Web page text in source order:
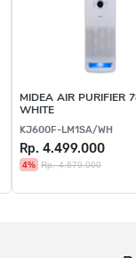
MIDEA AIR PURIFIER
WHITE
KJ600F-LM1SA/WH
Rp. 4.499.000
4% Rp. 4.679.000